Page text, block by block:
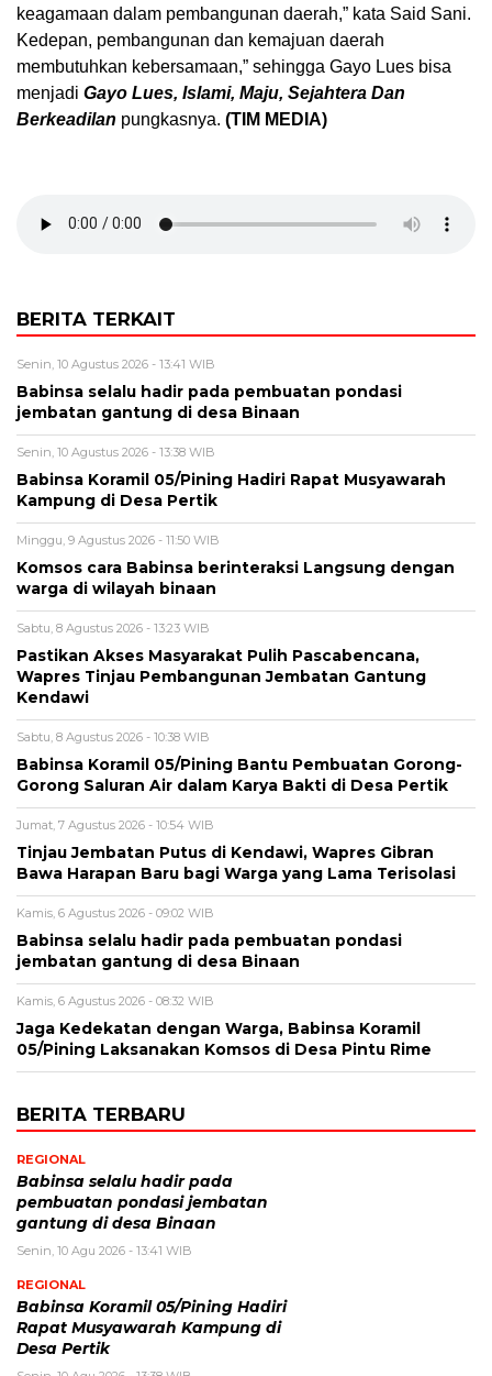
keagamaan dalam pembangunan daerah,” kata Said Sani.
Kedepan, pembangunan dan kemajuan daerah
membutuhkan kebersamaan,” sehingga Gayo Lues bisa
menjadi Gayo Lues, Islami, Maju, Sejahtera Dan
Berkeadilan pungkasnya. (TIM MEDIA)
BERITA TERKAIT
Senin, 10 Agustus 2026 - 13:41 WIB
Babinsa selalu hadir pada pembuatan pondasi
jembatan gantung di desa Binaan
Senin, 10 Agustus 2026 - 13:38 WIB
Babinsa Koramil 05/Pining Hadiri Rapat Musyawarah
Kampung di Desa Pertik
Minggu, 9 Agustus 2026 - 11:50 WIB
Komsos cara Babinsa berinteraksi Langsung dengan
warga di wilayah binaan
Sabtu, 8 Agustus 2026 - 13:23 WIB
Pastikan Akses Masyarakat Pulih Pascabencana,
Wapres Tinjau Pembangunan Jembatan Gantung
Kendawi
Sabtu, 8 Agustus 2026 - 10:38 WIB
Babinsa Koramil 05/Pining Bantu Pembuatan Gorong-
Gorong Saluran Air dalam Karya Bakti di Desa Pertik
Jumat, 7 Agustus 2026 - 10:54 WIB
Tinjau Jembatan Putus di Kendawi, Wapres Gibran
Bawa Harapan Baru bagi Warga yang Lama Terisolasi
Kamis, 6 Agustus 2026 - 09:02 WIB
Babinsa selalu hadir pada pembuatan pondasi
jembatan gantung di desa Binaan
Kamis, 6 Agustus 2026 - 08:32 WIB
Jaga Kedekatan dengan Warga, Babinsa Koramil
05/Pining Laksanakan Komsos di Desa Pintu Rime
BERITA TERBARU
REGIONAL
Babinsa selalu hadir pada
pembuatan pondasi jembatan
gantung di desa Binaan
Senin, 10 Agu 2026 - 13:41 WIB
REGIONAL
Babinsa Koramil 05/Pining Hadiri
Rapat Musyawarah Kampung di
Desa Pertik